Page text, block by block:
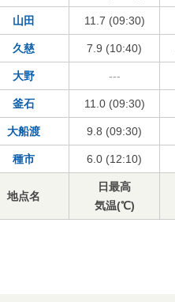
山田 11.7 (09:30)
久慈 7.9 (10:40)
大野 ---
釜石 11.0 (09:30)
大船渡 9.8 (09:30)
種市 6.0 (12:10)
地点名
日最高
気温(℃)